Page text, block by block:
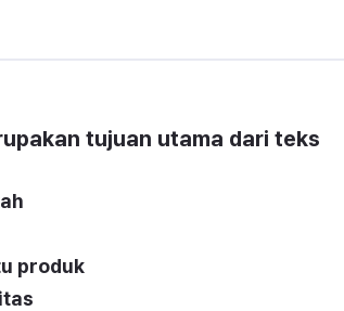
tujuan utama dari teks
produk